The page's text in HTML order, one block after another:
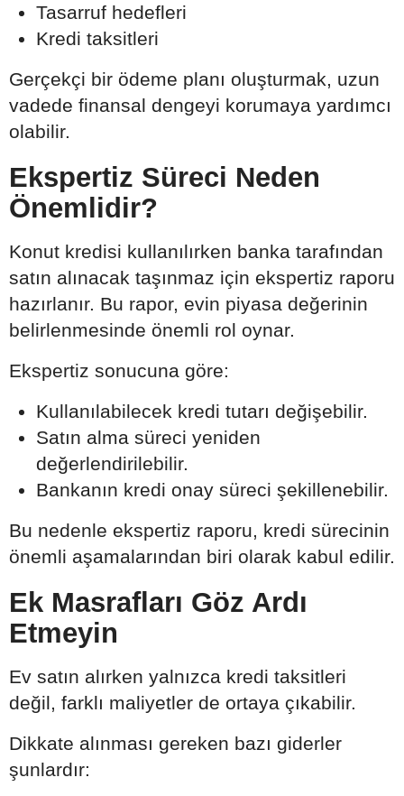
Tasarruf hedefleri
Kredi taksitleri
Gerçekçi bir ödeme planı oluşturmak, uzun
vadede finansal dengeyi korumaya yardımcı
olabilir.
Ekspertiz Süreci Neden
Önemlidir?
Konut kredisi kullanılırken banka tarafından
satın alınacak taşınmaz için ekspertiz raporu
hazırlanır. Bu rapor, evin piyasa değerinin
belirlenmesinde önemli rol oynar.
Ekspertiz sonucuna göre:
Kullanılabilecek kredi tutarı değişebilir.
Satın alma süreci yeniden
değerlendirilebilir.
Bankanın kredi onay süreci şekillenebilir.
Bu nedenle ekspertiz raporu, kredi sürecinin
önemli aşamalarından biri olarak kabul edilir.
Ek Masrafları Göz Ardı
Etmeyin
Ev satın alırken yalnızca kredi taksitleri
değil, farklı maliyetler de ortaya çıkabilir.
Dikkate alınması gereken bazı giderler
şunlardır: